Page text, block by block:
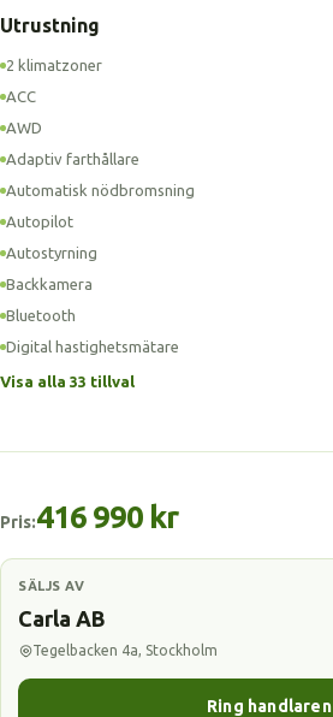
Utrustning
2 klimatzoner
ACC
AWD
Adaptiv farthållare
Automatisk nödbromsning
Autopilot
Autostyrning
Backkamera
Bluetooth
Digital hastighetsmätare
Visa alla 33 tillval
Pris:416 990 kr
SÄLJS AV
Carla AB
Tegelbacken 4a, Stockholm
Ring handlaren